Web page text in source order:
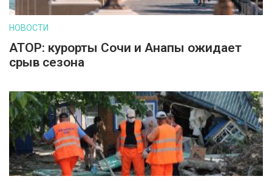
НОВОСТИ
АТОР: курорты Сочи и Анапы ожидает
срыв сезона